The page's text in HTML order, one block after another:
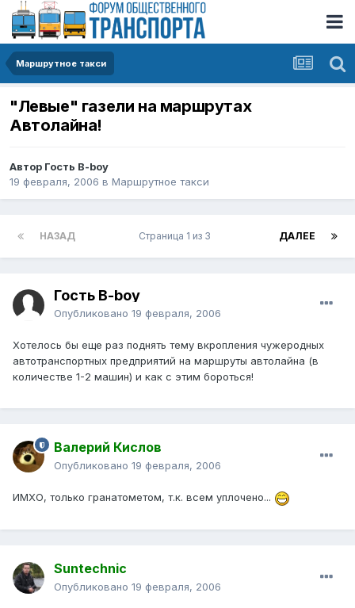
Маршрутное такси
"Левые" газели на маршрутах
Автолайна!
Автор Гость B-boy
19 февраля, 2006 в Маршрутное такси
НАЗАД ДАЛЕЕ
Страница 1 из 3
Гость B-boy
Опубликовано 19 февраля, 2006
Хотелось бы еще раз поднять тему вкропления чужеродных
автотранспортных предприятий на маршруты автолайна (в
количестве 1-2 машин) и как с этим бороться!
Валерий Кислов
Опубликовано 19 февраля, 2006
ИМХО, только гранатометом, т.к. всем уплочено...
Suntechnic
Опубликовано 19 февраля, 2006